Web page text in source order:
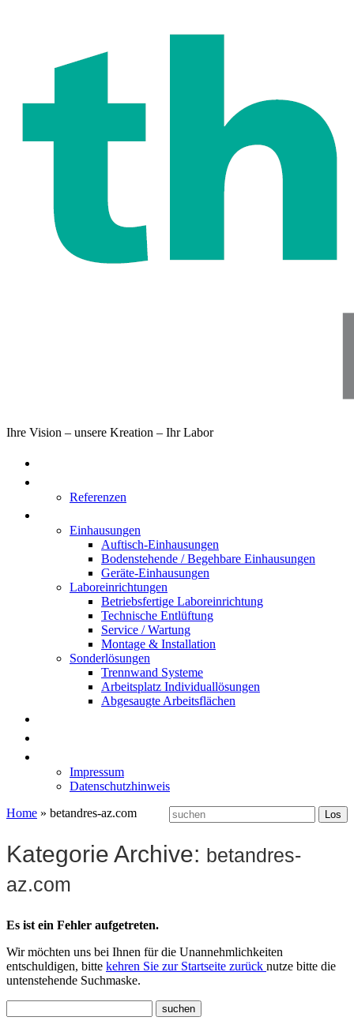
Ihre Vision – unsere Kreation – Ihr Labor
Referenzen
Einhausungen
Auftisch-Einhausungen
Bodenstehende / Begehbare Einhausungen
Geräte-Einhausungen
Laboreinrichtungen
Betriebsfertige Laboreinrichtung
Technische Entlüftung
Service / Wartung
Montage & Installation
Sonderlösungen
Trennwand Systeme
Arbeitsplatz Individuallösungen
Abgesaugte Arbeitsflächen
Impressum
Datenschutzhinweis
Home » betandres-az.com
Kategorie Archive: betandres-
az.com
Es ist ein Fehler aufgetreten.
Wir möchten uns bei Ihnen für die Unannehmlichkeiten
entschuldigen, bitte kehren Sie zur Startseite zurück nutze bitte die
untenstehende Suchmaske.